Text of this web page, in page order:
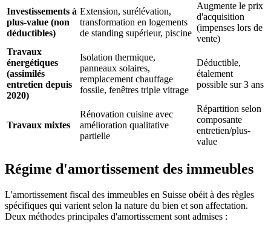
Investissements à
plus-value (non
déductibles)
Extension, surélévation,
transformation en logements
de standing supérieur, piscine
Augmente le prix
d'acquisition
(impenses lors de
vente)
Travaux
énergétiques
(assimilés
entretien depuis
2020)
Isolation thermique,
panneaux solaires,
remplacement chauffage
fossile, fenêtres triple vitrage
Déductible,
étalement
possible sur 3 ans
Travaux mixtes
Rénovation cuisine avec
amélioration qualitative
partielle
Répartition selon
composante
entretien/plus-
value
Régime d'amortissement des immeubles
L'amortissement fiscal des immeubles en Suisse obéit à des règles
spécifiques qui varient selon la nature du bien et son affectation.
Deux méthodes principales d'amortissement sont admises :